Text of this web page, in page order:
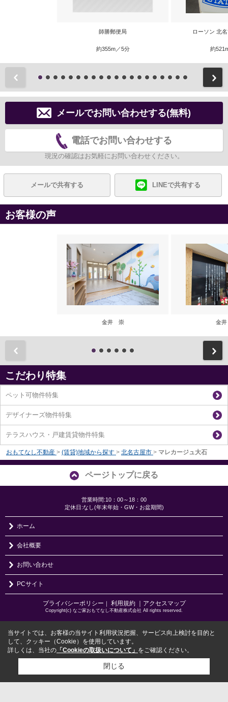
師勝郵便局
約355m／5分
ローソン 北
約
メールでお問い合わせする(無料)
電話でお問い合わせする
現況の確認はお気軽にお問い合わせください。
メールで共有する LINEで共有する
お客様の声
金井 崇 金
こだわり特集
ペット可物件特集
デザイナーズ物件特集
テラスハウス・戸建賃貸物件特集
おもてなし不動産 > (賃貸)地域から探す > 北名古屋市 > マレカージュ大石
ページトップに戻る
営業時間:10：00～18：00
定休日:なし(年末年始・GW・お盆期間)
ホーム
会社概要
お問い合わせ
PCサイト
プライバシーポリシー 利用規約 ｜アクセスマップ
Copyright(c) なご家おもてなし不動産株式会社 All rights reserved.
当サイトでは、お客様の当サイト利用状況把握、サービス向上検討を目的と
して、クッキー（Cookie）を使用しています。
詳しくは、当社の 「Cookieの取扱いについて」 をご確認ください。
閉じる